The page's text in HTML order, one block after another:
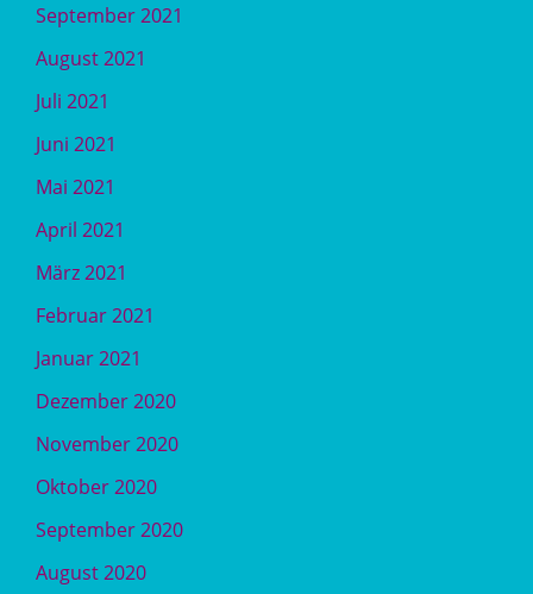
September 2021
August 2021
Juli 2021
Juni 2021
Mai 2021
April 2021
März 2021
Februar 2021
Januar 2021
Dezember 2020
November 2020
Oktober 2020
September 2020
August 2020